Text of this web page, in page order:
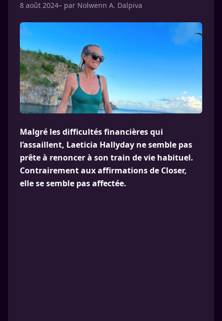
8 août 2024– par Nolwenn A. Dalpiva
Malgré les difficultés financières qui
l’assaillent, Laeticia Hallyday ne semble pas
prête à renoncer à son train de vie habituel.
Contrairement aux affirmations de Closer,
elle se semble pas affectée.